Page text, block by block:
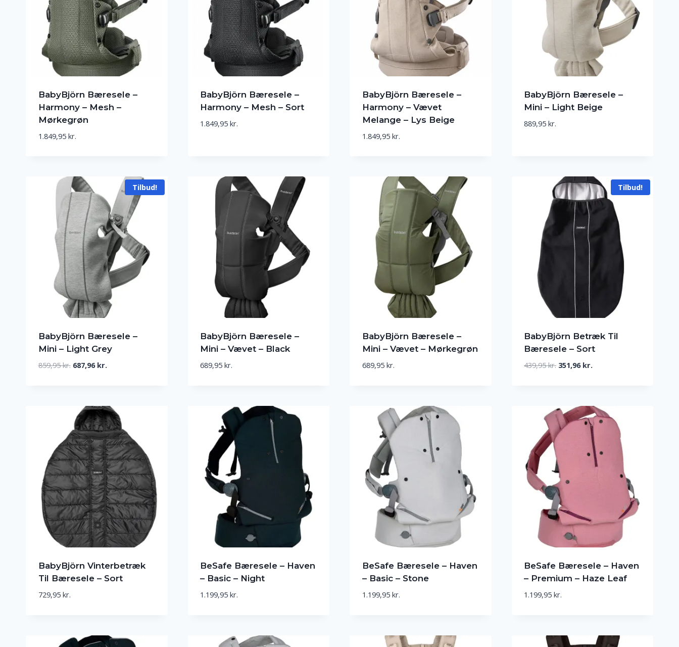
BabyBjörn Bæresele –
Harmony – Mesh –
Mørkegrøn
1.849,95 kr.
BabyBjörn Bæresele –
Harmony – Mesh – Sort
1.849,95 kr.
BabyBjörn Bæresele –
Harmony – Vævet
Melange – Lys Beige
1.849,95 kr.
BabyBjörn Bæresele –
Mini – Light Beige
889,95 kr.
Tilbud!
BabyBjörn Bæresele –
Mini – Light Grey
859,95kr. Den
859,95 kr..
687,96 kr.Den
687,96 kr..
BabyBjörn Bæresele –
Mini – Vævet – Black
689,95 kr.
BabyBjörn Bæresele –
Mini – Vævet – Mørkegrøn
689,95 kr.
Tilbud!
BabyBjörn Betræk Til
Bæresele – Sort
439,95kr. Den
439,95 kr..
351,96 kr.
351,96 kr..
BabyBjörn Vinterbetræk
Til Bæresele – Sort
729,95 kr.
BeSafe Bæresele – Haven
– Basic – Night
1.199,95 kr.
BeSafe Bæresele – Haven
– Basic – Stone
1.199,95 kr.
BeSafe Bæresele – Haven
– Premium – Haze Leaf
1.199,95 kr.